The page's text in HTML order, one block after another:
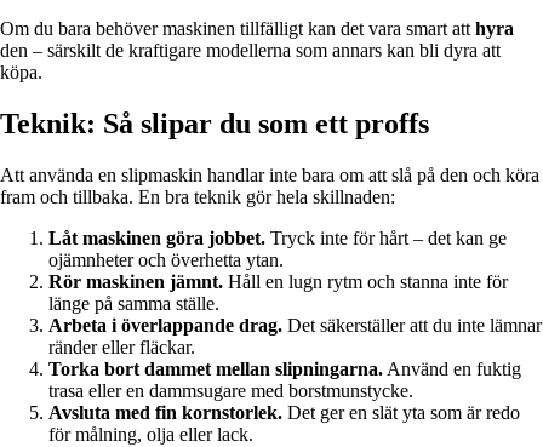
Om du bara behöver maskinen tillfälligt kan det vara smart att hyra
den – särskilt de kraftigare modellerna som annars kan bli dyra att
köpa.
Teknik: Så slipar du som ett proffs
Att använda en slipmaskin handlar inte bara om att slå på den och köra
fram och tillbaka. En bra teknik gör hela skillnaden:
Låt maskinen göra jobbet. Tryck inte för hårt – det kan ge
ojämnheter och överhetta ytan.
Rör maskinen jämnt. Håll en lugn rytm och stanna inte för
länge på samma ställe.
Arbeta i överlappande drag. Det säkerställer att du inte lämnar
ränder eller fläckar.
Torka bort dammet mellan slipningarna. Använd en fuktig
trasa eller en dammsugare med borstmunstycke.
Avsluta med fin kornstorlek. Det ger en slät yta som är redo
för målning, olja eller lack.